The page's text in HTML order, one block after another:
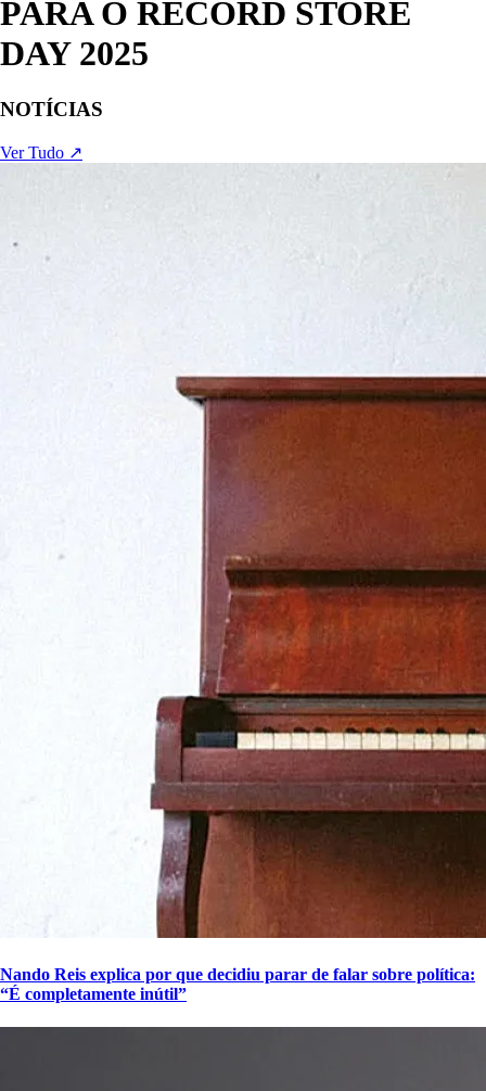
PARA O RECORD STORE
DAY 2025
NOTÍCIAS
Ver Tudo ↗
Nando Reis explica por que decidiu parar de falar sobre política:
“É completamente inútil”